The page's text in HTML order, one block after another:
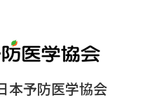
本予防医学協会